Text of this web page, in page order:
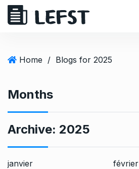
Home / Blogs for 2025
Months
Archive: 2025
janvier
février